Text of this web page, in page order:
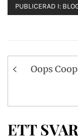
PUBLICERAD I:
Oops
ETT